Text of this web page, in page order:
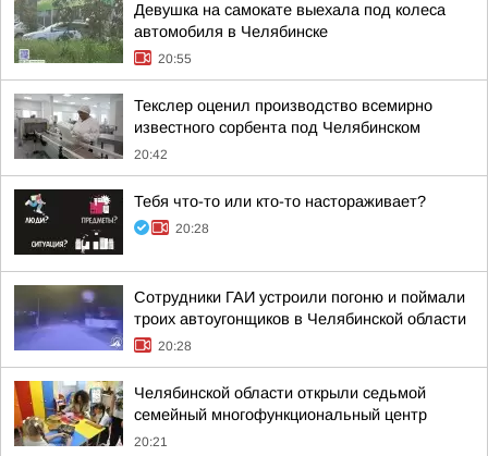
Девушка на самокате выехала под колеса
автомобиля в Челябинске
20:55
Текслер оценил производство всемирно
известного сорбента под Челябинском
20:42
Тебя что-то или кто-то настораживает?
20:28
Сотрудники ГАИ устроили погоню и поймали
троих автоугонщиков в Челябинской области
20:28
Челябинской области открыли седьмой
семейный многофункциональный центр
20:21